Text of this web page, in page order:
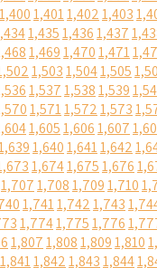
1,4001,4011,4021,403
1,4351,4361,437
1,4691,4701,471
1,5031,5041,505
1,5371,5381,539
1,5711,5721,573
1,6051,6061,607
1,6401,6411,642
1,6741,6751,676
1,7071,7081,7091,710
1,7411,7421,743
1,7741,7751,776
1,8071,8081,8091,810
1,8411,8421,8431,844